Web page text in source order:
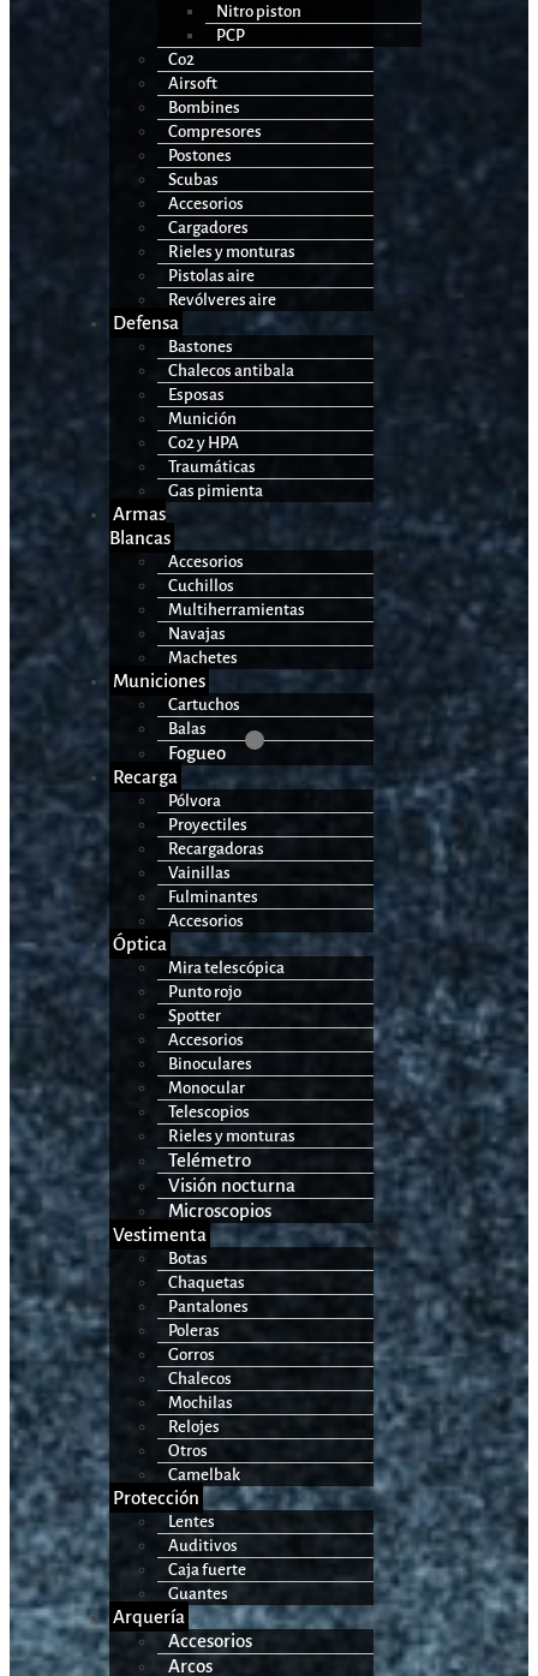
Nitro piston
PCP
Co2
Airsoft
Bombines
Compresores
Postones
Scubas
Accesorios
Cargadores
Rieles y monturas
Pistolas aire
Revólveres aire
Defensa
Bastones
Chalecos antibala
Esposas
Munición
Co2 y HPA
Traumáticas
Gas pimienta
Armas
Blancas
Accesorios
Cuchillos
Multiherramientas
Navajas
Machetes
Municiones
Cartuchos
Balas
Fogueo
Recarga
Pólvora
Proyectiles
Recargadoras
Vainillas
Fulminantes
Accesorios
Óptica
Mira telescópica
Punto rojo
Spotter
Accesorios
Binoculares
Monocular
Telescopios
Rieles y monturas
Telémetro
Visión nocturna
Microscopios
Vestimenta
Botas
Chaquetas
Pantalones
Poleras
Gorros
Chalecos
Mochilas
Relojes
Otros
Camelbak
Protección
Lentes
Auditivos
Caja fuerte
Guantes
Arquería
Accesorios
Arcos